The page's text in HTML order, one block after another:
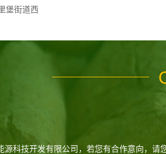
堡街道西
源科技开发有限公司，若您有合作意向，请